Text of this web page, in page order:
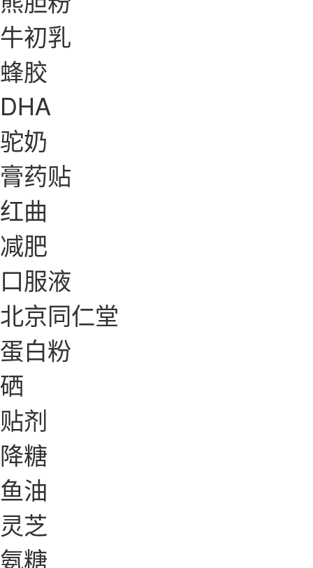
牛初乳
蜂胶
DHA
驼奶
膏药贴
红曲
减肥
口服液
北京同仁堂
蛋白粉
硒
贴剂
降糖
鱼油
灵芝
氨糖